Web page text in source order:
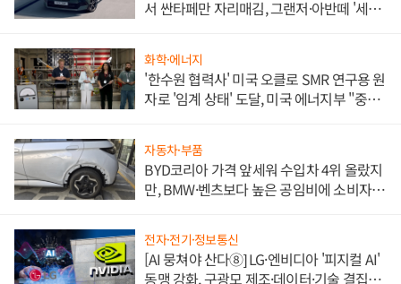
서 싼타페만 자리매김, 그랜저·아반떼 '세단
화학·에너지
'한수원 협력사' 미국 오클로 SMR 연구용 원
자로 '임계 상태' 도달, 미국 에너지부 "중요
자동차·부품
BYD코리아 가격 앞세워 수입차 4위 올랐지
만, BMW·벤츠보다 높은 공임비에 소비자
전자·전기·정보통신
[AI 뭉쳐야 산다⑧] LG·엔비디아 '피지컬 AI'
동맹 강화, 구광모 제조·데이터·기술 결집